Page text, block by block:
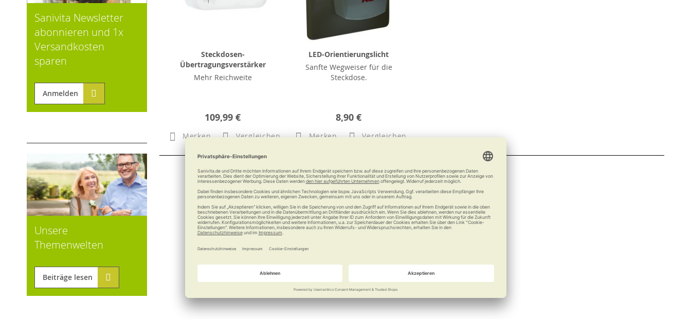
Steckdosen-
Übertragungsverstärker
Mehr Reichweite
109,99 €
Merken Vergleichen
LED-Orientierungslicht
Sanfte Wegweiser für die
Steckdose.
8,90 €
Merken Vergleichen
Sanivita Newsletter
abonnieren und 1x
Versandkosten
sparen
Anmelden
Unsere
Themenwelten
Beiträge lesen